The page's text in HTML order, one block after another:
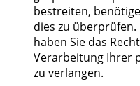
bestreiten,
dies zu
haben Sie das
Verarbeitung Ihrer
zu verlangen.